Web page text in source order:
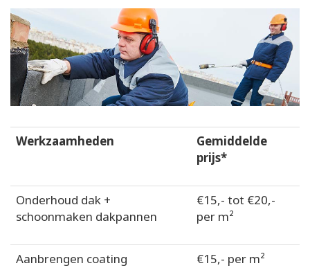
Werkzaamheden
Gemiddelde
prijs*
Onderhoud dak +
schoonmaken dakpannen
€15,- tot €20,-
per m²
Aanbrengen coating €15,- per m²